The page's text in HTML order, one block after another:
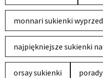
monnari sukienki
najpiękniejsze sukienki
orsay sukienki